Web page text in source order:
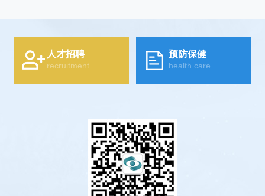
人才招聘
recruitment
预防保健
health care